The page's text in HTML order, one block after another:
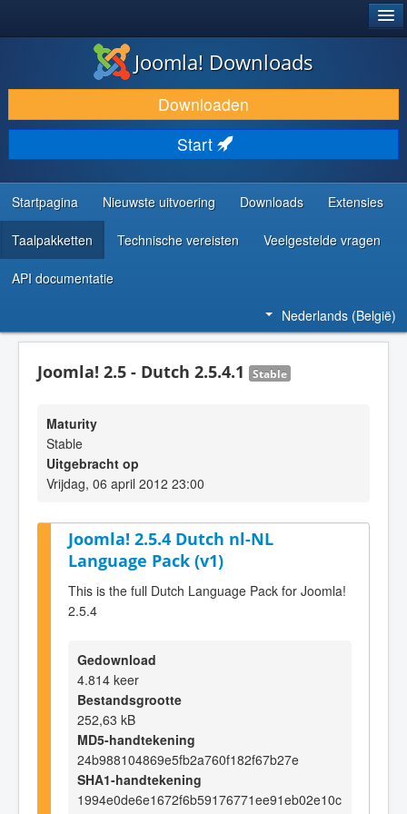
DOWNLOAD & BREID UIT
ONTDEK & LEER
COMMUNITY & ONDERSTEUNING
ONTWIKKELAARSBRONNEN
Joomla! Downloads
Downloaden
Start
Startpagina Nieuwste uitvoering Downloads Extensies
Taalpakketten Technische vereisten Veelgestelde vragen
API documentatie
Nederlands (België)
Joomla! 2.5 - Dutch 2.5.4.1 Stable
Maturity
Stable
Uitgebracht op
Vrijdag, 06 april 2012 23:00
Joomla! 2.5.4 Dutch nl-NL
Language Pack (v1)
This is the full Dutch Language Pack for Joomla!
2.5.4
Gedownload
4.814 keer
Bestandsgrootte
252,63 kB
MD5-handtekening
24b988104869e5fb2a760f182f67b27e
SHA1-handtekening
1994e0de6e1672f6b59176771ee91eb02e10c